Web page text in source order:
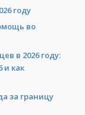
году
во
в 2026 году:
и как
за границу